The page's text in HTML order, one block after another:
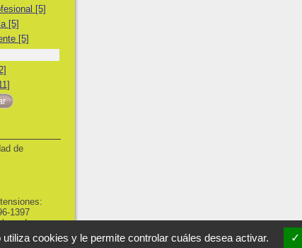
[5]
[5]
[5]
de
1397
utiliza cookies y le permite controlar cuáles desea activar.